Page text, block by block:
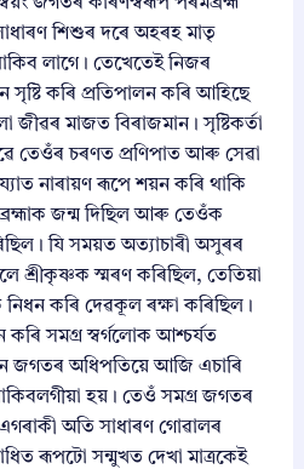
শিশুৰ দৰে অহৰহ মাতৃ
লাগে। তেখেতেই নিজৰ
সৃষ্টি কৰি প্ৰতিপালন কৰি আহিছে
মাজত বিৰাজমান। সৃষ্টিকৰ্তা
তেওঁৰ চৰণত প্ৰণিপাত আৰু সেৱা
নাৰায়ণ ৰূপে শয়ন কৰি থাকি
জন্ম দিছিল আৰু তেওঁক
যি সময়ত অত্যাচাৰী অসুৰৰ
শ্ৰীকৃষ্ণক স্মৰণ কৰিছিল, তেতিয়া
কৰি দেৱকূল ৰক্ষা কৰিছিল।
কৰি সমগ্ৰ স্বৰ্গলোক আশ্চৰ্যত
জগতৰ অধিপতিয়ে আজি এচাৰি
হয়। তেওঁ সমগ্ৰ জগতৰ
অতি সাধাৰণ গোৱালৰ
ৰূপটো সন্মুখত দেখা মাত্ৰকেই